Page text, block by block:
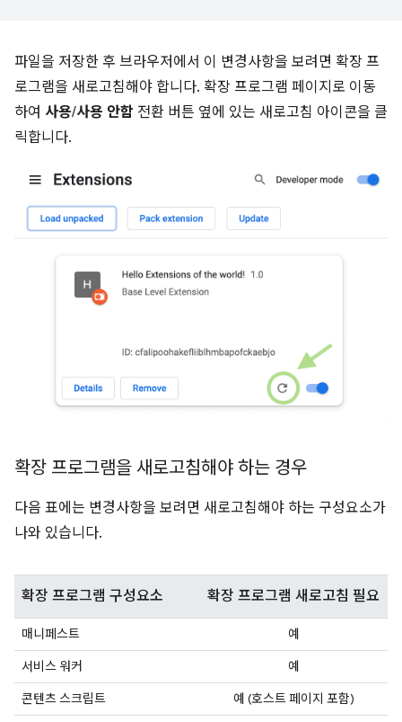
파일을 저장한 후 브라우저에서 이 변경사항을 보려면 확장 프
로그램을 새로고침해야 합니다. 확장 프로그램 페이지로 이동
하여 사용/사용 안함 전환 버튼 옆에 있는 새로고침 아이콘을 클
릭합니다.
확장 프로그램을 새로고침해야 하는 경우
다음 표에는 변경사항을 보려면 새로고침해야 하는 구성요소가
나와 있습니다.
확장 프로그램 구성요소 확장 프로그램 새로고침 필요
매니페스트
예
서비스 워커
예
콘텐츠 스크립트
예 (호스트 페이지 포함)